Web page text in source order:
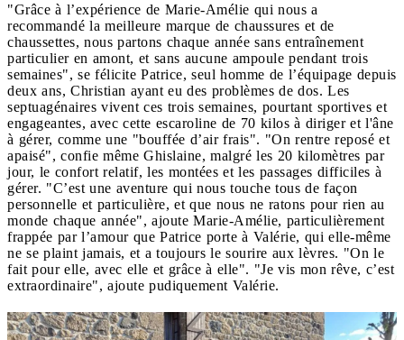
"Grâce à l’expérience de Marie-Amélie qui nous a
recommandé la meilleure marque de chaussures et de
chaussettes, nous partons chaque année sans entraînement
particulier en amont, et sans aucune ampoule pendant trois
semaines", se félicite Patrice, seul homme de l’équipage depuis
deux ans, Christian ayant eu des problèmes de dos. Les
septuagénaires vivent ces trois semaines, pourtant sportives et
engageantes, avec cette escaroline de 70 kilos à diriger et l'âne
à gérer, comme une "bouffée d’air frais". "On rentre reposé et
apaisé", confie même Ghislaine, malgré les 20 kilomètres par
jour, le confort relatif, les montées et les passages difficiles à
gérer. "C’est une aventure qui nous touche tous de façon
personnelle et particulière, et que nous ne ratons pour rien au
monde chaque année", ajoute Marie-Amélie, particulièrement
frappée par l’amour que Patrice porte à Valérie, qui elle-même
ne se plaint jamais, et a toujours le sourire aux lèvres. "On le
fait pour elle, avec elle et grâce à elle". "Je vis mon rêve, c’est
extraordinaire", ajoute pudiquement Valérie.